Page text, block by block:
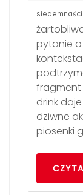
pytanie o
fragment
drink
dziwne
piosenki